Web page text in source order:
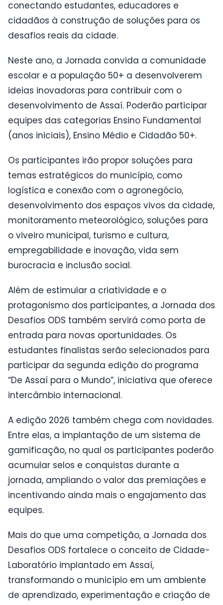
conectando estudantes, educadores e
cidadãos à construção de soluções para os
desafios reais da cidade.
Neste ano, a Jornada convida a comunidade
escolar e a população 50+ a desenvolverem
ideias inovadoras para contribuir com o
desenvolvimento de Assaí. Poderão participar
equipes das categorias Ensino Fundamental
(anos iniciais), Ensino Médio e Cidadão 50+.
Os participantes irão propor soluções para
temas estratégicos do município, como
logística e conexão com o agronegócio,
desenvolvimento dos espaços vivos da cidade,
monitoramento meteorológico, soluções para
o viveiro municipal, turismo e cultura,
empregabilidade e inovação, vida sem
burocracia e inclusão social.
Além de estimular a criatividade e o
protagonismo dos participantes, a Jornada dos
Desafios ODS também servirá como porta de
entrada para novas oportunidades. Os
estudantes finalistas serão selecionados para
participar da segunda edição do programa
“De Assaí para o Mundo”, iniciativa que oferece
intercâmbio internacional.
A edição 2026 também chega com novidades.
Entre elas, a implantação de um sistema de
gamificação, no qual os participantes poderão
acumular selos e conquistas durante a
jornada, ampliando o valor das premiações e
incentivando ainda mais o engajamento das
equipes.
Mais do que uma competição, a Jornada dos
Desafios ODS fortalece o conceito de Cidade-
Laboratório implantado em Assaí,
transformando o município em um ambiente
de aprendizado, experimentação e criação de